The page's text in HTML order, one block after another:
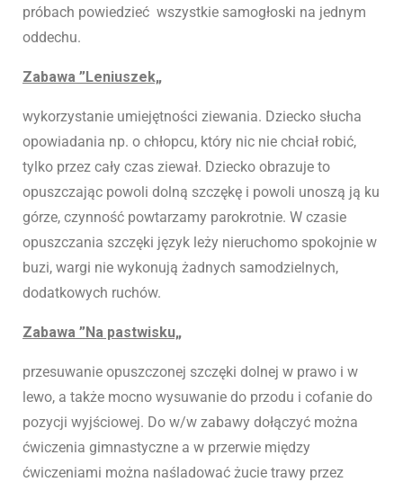
próbach powiedzieć wszystkie samogłoski na jednym
oddechu.
Zabawa ”Leniuszek„
wykorzystanie umiejętności ziewania. Dziecko słucha
opowiadania np. o chłopcu, który nic nie chciał robić,
tylko przez cały czas ziewał. Dziecko obrazuje to
opuszczając powoli dolną szczękę i powoli unoszą ją ku
górze, czynność powtarzamy parokrotnie. W czasie
opuszczania szczęki język leży nieruchomo spokojnie w
buzi, wargi nie wykonują żadnych samodzielnych,
dodatkowych ruchów.
Zabawa ”Na pastwisku„
przesuwanie opuszczonej szczęki dolnej w prawo i w
lewo, a także mocno wysuwanie do przodu i cofanie do
pozycji wyjściowej. Do w/w zabawy dołączyć można
ćwiczenia gimnastyczne a w przerwie między
ćwiczeniami można naśladować żucie trawy przez